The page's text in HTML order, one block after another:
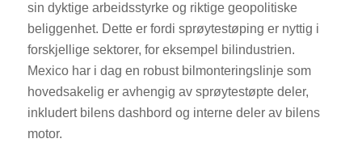
sin dyktige arbeidsstyrke og riktige geopolitiske
beliggenhet. Dette er fordi sprøytestøping er nyttig i
forskjellige sektorer, for eksempel bilindustrien.
Mexico har i dag en robust bilmonteringslinje som
hovedsakelig er avhengig av sprøytestøpte deler,
inkludert bilens dashbord og interne deler av bilens
motor.